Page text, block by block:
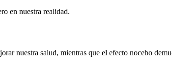
en nuestra realidad.
nuestra salud, mientras que el efecto nocebo